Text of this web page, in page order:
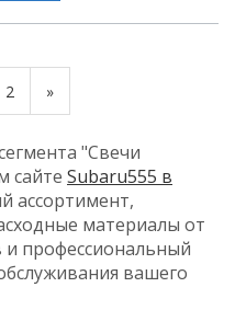
2 »
"Свечи
сайте Subaru555 в
ассортимент,
материалы от
профессиональный
вашего